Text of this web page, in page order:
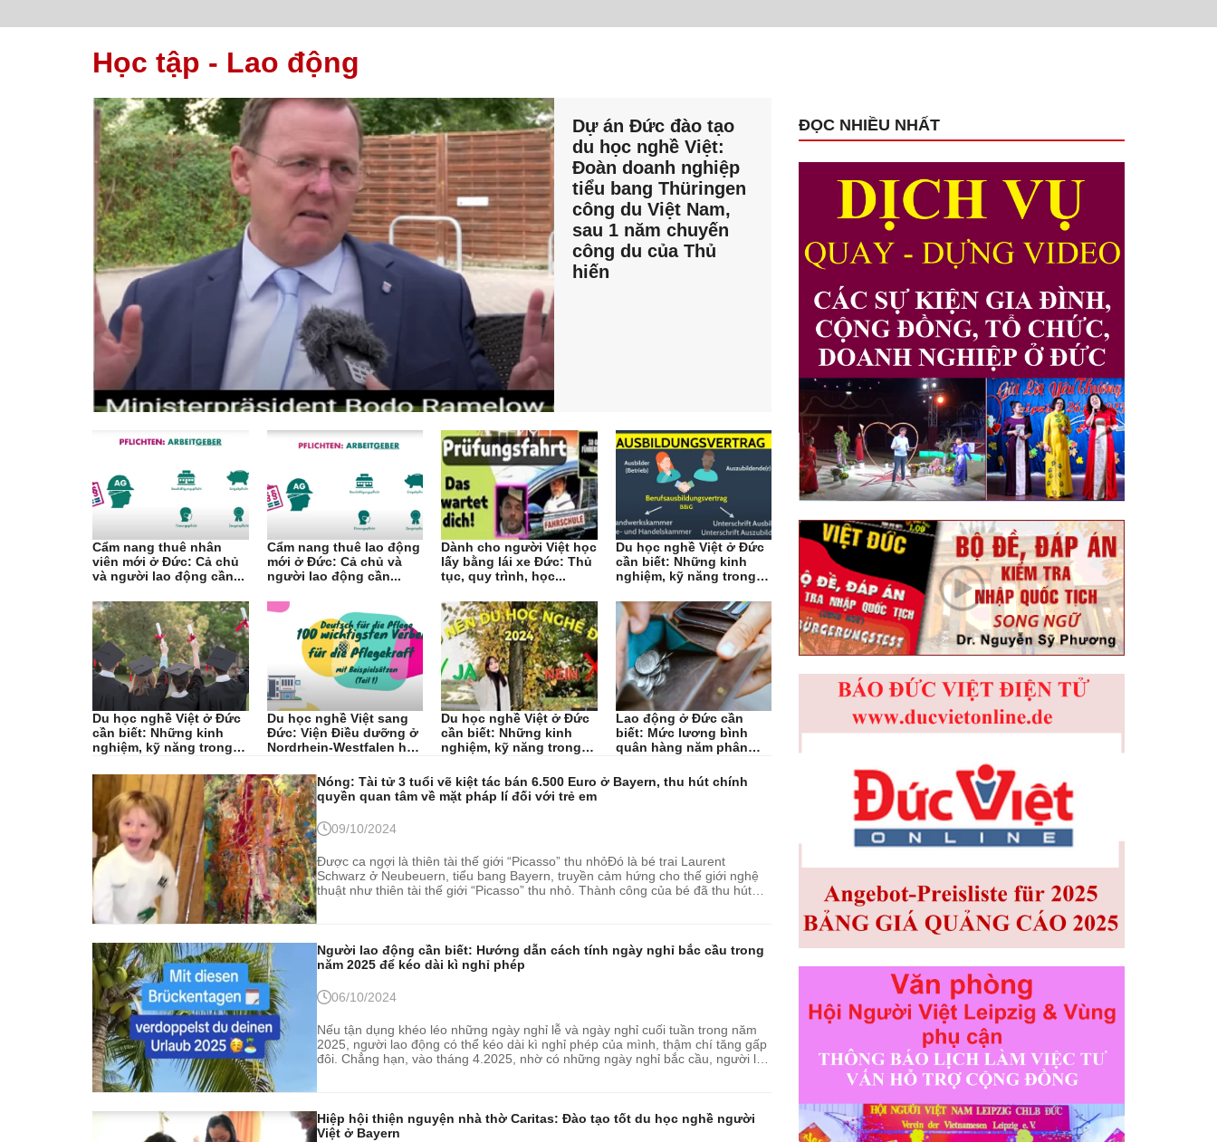
Học tập - Lao động
Dự án Đức đào tạo
du học nghề Việt:
Đoàn doanh nghiệp
tiểu bang Thüringen
công du Việt Nam,
sau 1 năm chuyến
công du của Thủ
hiến
Cẩm nang thuê nhân
viên mới ở Đức: Cả chủ
và người lao động cần...
Cẩm nang thuê lao động
mới ở Đức: Cả chủ và
người lao động cần...
Dành cho người Việt học
lấy bằng lái xe Đức: Thủ
tục, quy trình, học...
Du học nghề Việt ở Đức
cần biết: Những kinh
nghiệm, kỹ năng trong
Du học nghề Việt ở Đức
cần biết: Những kinh
nghiệm, kỹ năng trong
Du học nghề Việt sang
Đức: Viện Điều dưỡng ở
Nordrhein-Westfalen hết
Du học nghề Việt ở Đức
cần biết: Những kinh
nghiệm, kỹ năng trong
Lao động ở Đức cần
biết: Mức lương bình
quân hàng năm phân
Nóng: Tài tử 3 tuổi vẽ kiệt tác bán 6.500 Euro ở Bayern, thu hút chính
quyền quan tâm về mặt pháp lí đối với trẻ em
09/10/2024
Được ca ngợi là thiên tài thế giới “Picasso” thu nhỏĐó là bé trai Laurent
Schwarz ở Neubeuern, tiểu bang Bayern, truyền cảm hứng cho thế giới nghệ
thuật như thiên tài thế giới “Picasso” thu nhỏ. Thành công của bé đã thu hút
Người lao động cần biết: Hướng dẫn cách tính ngày nghỉ bắc cầu trong
năm 2025 để kéo dài kì nghỉ phép
06/10/2024
Nếu tận dụng khéo léo những ngày nghỉ lễ và ngày nghỉ cuối tuần trong năm
2025, người lao động có thể kéo dài kì nghỉ phép của mình, thậm chí tăng gấp
đôi. Chẳng hạn, vào tháng 4.2025, nhờ có những ngày nghỉ bắc cầu, người lao
Hiệp hội thiện nguyện nhà thờ Caritas: Đào tạo tốt du học nghề người
Việt ở Bayern
ĐỌC NHIỀU NHẤT